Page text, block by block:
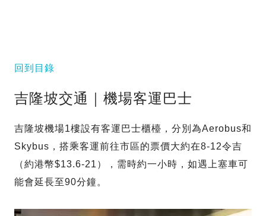
回到目錄
吉隆坡交通｜機場客運巴士
吉隆坡機場1樓設有客運巴士櫃檯，分別為Aerobus和
Skybus，搭乘客運前往市區的票價大約在8-12令吉
（約港幣$13.6-21），需時約一小時，如遇上塞車可
能會延長至90分鐘。